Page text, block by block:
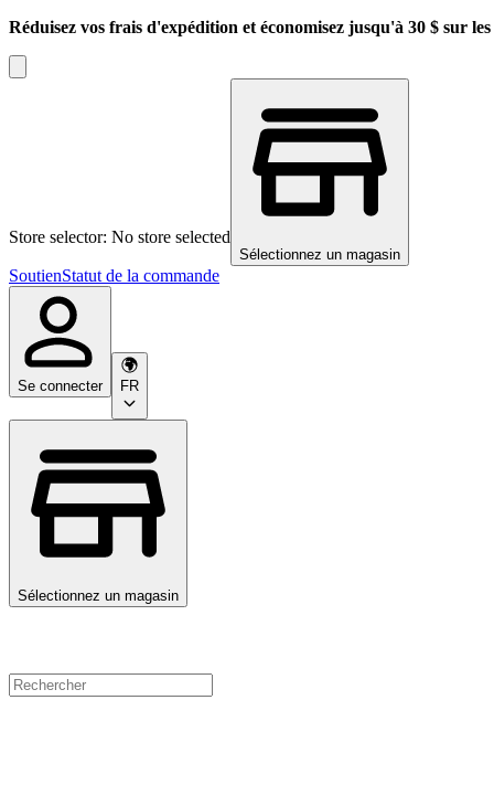
Réduisez vos frais d'expédition et économisez jusqu'à 30 $ sur
Store selector: No store selected
Sélectionnez un magasin
SoutienStatut de la commande
Se connecter FR
Sélectionnez un magasin